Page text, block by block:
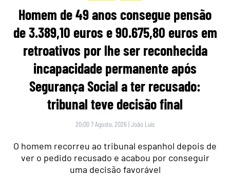
Homem de 49 anos consegue pensão
de 3.389,10 euros e 90.675,80 euros em
retroativos por lhe ser reconhecida
incapacidade permanente após
Segurança Social a ter recusado:
tribunal teve decisão final
20:00 7 Agosto, 2026 |João Luís
O homem recorreu ao tribunal espanhol depois de
ver o pedido recusado e acabou por conseguir
uma decisão favorável